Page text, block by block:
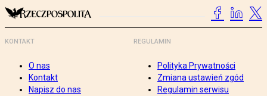
KONTAKT
O nas
Kontakt
Napisz do nas
REGULAMIN
Polityka Prywatności
Zmiana ustawień zgód
Regulamin serwisu